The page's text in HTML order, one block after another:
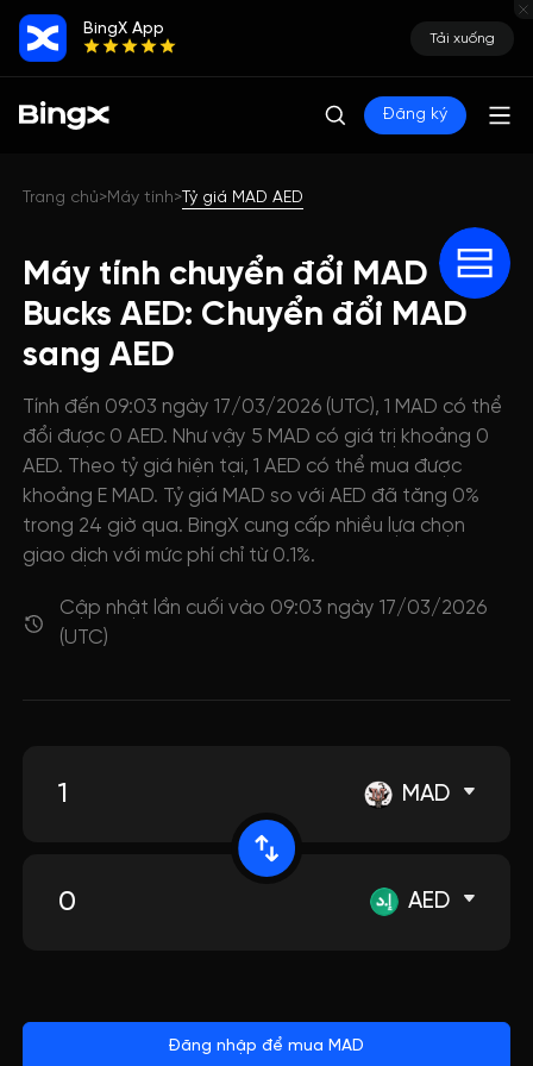
BingX App
Tải xuống
Đăng ký
Trang chủ>Máy tính>Tỷ giá MAD AED
Máy tính chuyển đổi MAD
Bucks AED: Chuyển đổi MAD
sang AED
Tính đến 09:03 ngày 17/03/2026 (UTC), 1 MAD có thể
đổi được 0 AED. Như vậy 5 MAD có giá trị khoảng 0
AED. Theo tỷ giá hiện tại, 1 AED có thể mua được
khoảng E MAD. Tỷ giá MAD so với AED đã tăng 0%
trong 24 giờ qua. BingX cung cấp nhiều lựa chọn
giao dịch với mức phí chỉ từ 0.1%.
Cập nhật lần cuối vào 09:03 ngày 17/03/2026
(UTC)
MAD
AED
Đăng nhập để mua MAD